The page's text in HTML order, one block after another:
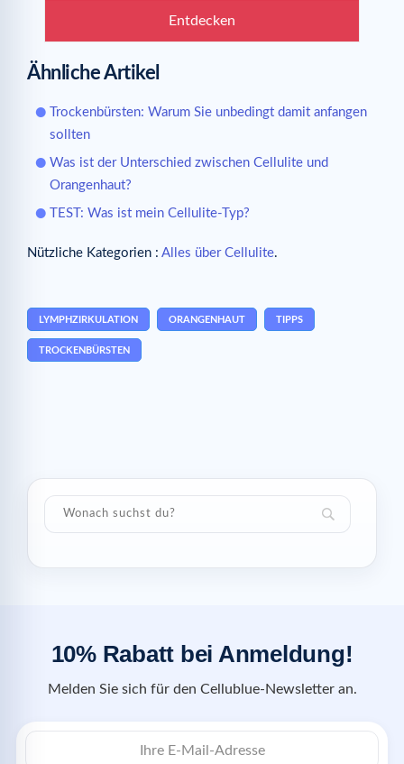
Entdecken
Ähnliche Artikel
Trockenbürsten: Warum Sie unbedingt damit anfangen
sollten
Was ist der Unterschied zwischen Cellulite und
Orangenhaut?
TEST: Was ist mein Cellulite-Typ?
Nützliche Kategorien : Alles über Cellulite.
LYMPHZIRKULATION ORANGENHAUT TIPPS
TROCKENBÜRSTEN
10% Rabatt bei Anmeldung!
Melden Sie sich für den Cellublue-Newsletter an.